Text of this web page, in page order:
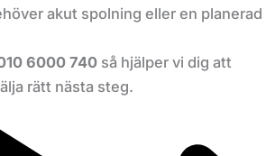
akut spolning eller en planerad
6000 740 så hjälper vi dig att
rätt nästa steg.